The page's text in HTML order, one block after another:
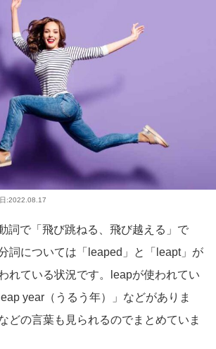
:2022.08.17
詞で「飛び跳ねる、飛び越える」で
詞については「leaped」と「leapt」が
れている状況です。leapが使われてい
year（うるう年）」などがありま
どの言葉も見られるのでまとめていま